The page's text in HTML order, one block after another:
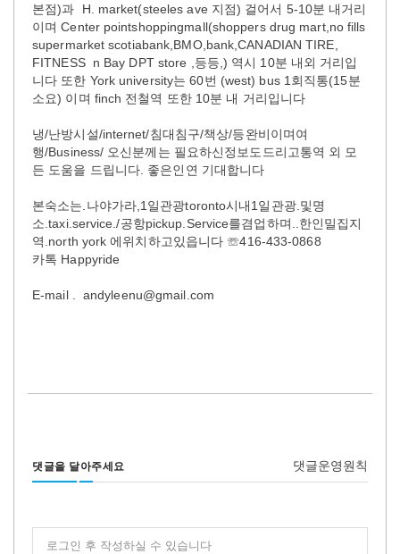
본점)과 H. market(steeles ave 지점) 걸어서 5-10분 내거리
이며 Center pointshoppingmall(shoppers drug mart,no fills
supermarket scotiabank,BMO,bank,CANADIAN TIRE,
FITNESS n Bay DPT store ,등등,) 역시 10분 내외 거리입
니다 또한 York university는 60번 (west) bus 1회직통(15분
소요) 이며 finch 전철역 또한 10분 내 거리입니다
냉/난방시설/internet/침대침구/책상/등완비이며여
행/Business/ 오신분께는 필요하신정보도드리고통역 외 모
든 도움을 드립니다. 좋은인연 기대합니다
본숙소는.나야가라,1일관광toronto시내1일관광.및명
소.taxi.service./공항pickup.Service를겸업하며..한인밀집지
역.north york 에위치하고있읍니다 ☏416-433-0868
카톡 Happyride
E-mail . andyleenu@gmail.com
댓글을 달아주세요 댓글운영원칙
로그인 후 작성하실 수 있습니다